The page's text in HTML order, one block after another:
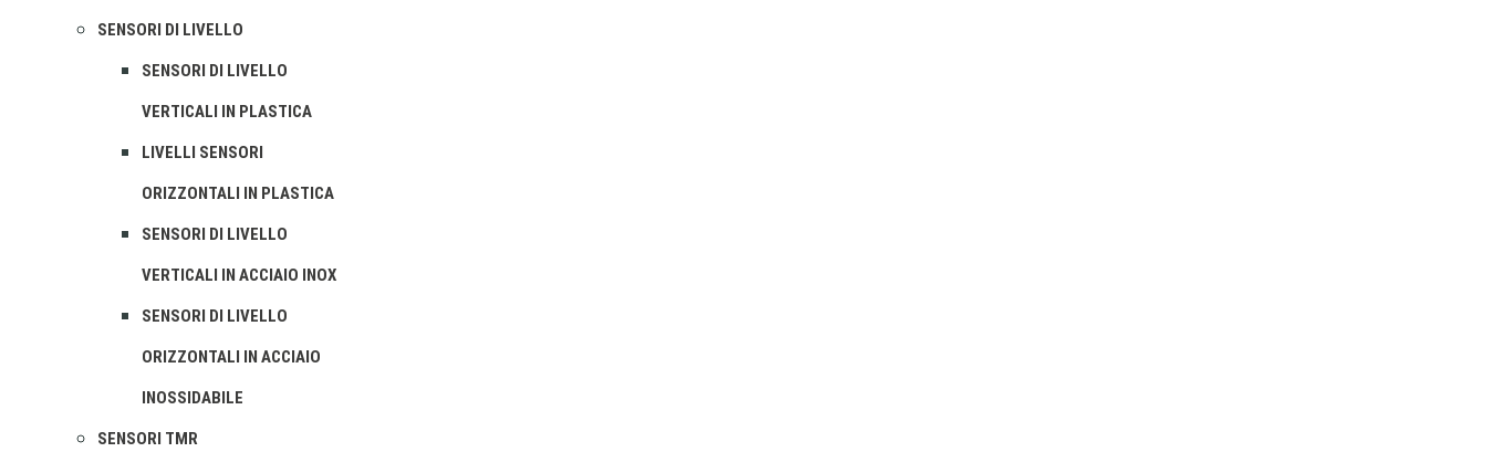
SENSORI DI LIVELLO
SENSORI DI LIVELLO
VERTICALI IN PLASTICA
LIVELLI SENSORI
ORIZZONTALI IN PLASTICA
SENSORI DI LIVELLO
VERTICALI IN ACCIAIO INOX
SENSORI DI LIVELLO
ORIZZONTALI IN ACCIAIO
INOSSIDABILE
SENSORI TMR